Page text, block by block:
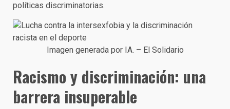
políticas discriminatorias.
Imagen generada por IA. – El Solidario
Racismo y discriminación: una
barrera insuperable